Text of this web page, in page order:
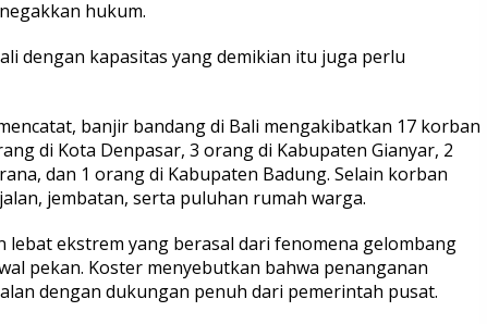
hukum.
dengan kapasitas yang demikian itu juga perlu
banjir bandang di Bali mengakibatkan 17 korban
di Kota Denpasar, 3 orang di Kabupaten Gianyar, 2
dan 1 orang di Kabupaten Badung. Selain korban
jembatan, serta puluhan rumah warga.
lebat ekstrem yang berasal dari fenomena gelombang
pekan. Koster menyebutkan bahwa penanganan
dengan dukungan penuh dari pemerintah pusat.